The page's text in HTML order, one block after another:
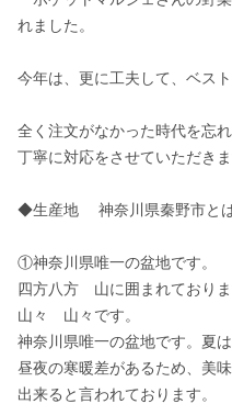
れました。
今年は、更に工夫して、ベス
全く注文がなかった時代を忘
丁寧に対応をさせていただきま
◆生産地　 神奈川県秦野市と
①神奈川県唯一の盆地です。
四方八方　山に囲まれておりま
山々　山々です。
神奈川県唯一の盆地です。夏
昼夜の寒暖差があるため、美
出来ると言われております。